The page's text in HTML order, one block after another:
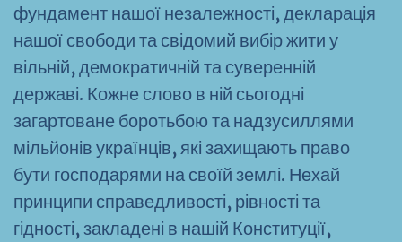
фундамент нашої незалежності, декларація
нашої свободи та свідомий вибір жити у
вільній, демократичній та суверенній
державі. Кожне слово в ній сьогодні
загартоване боротьбою та надзусиллями
мільйонів українців, які захищають право
бути господарями на своїй землі. Нехай
принципи справедливості, рівності та
гідності, закладені в нашій Конституції,